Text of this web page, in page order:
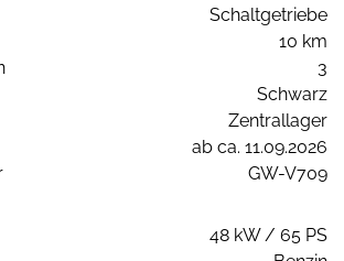
Schaltgetriebe
10 km
3
Schwarz
Zentrallager
ab ca. 11.09.2026
GW-V709
48 kW / 65 PS